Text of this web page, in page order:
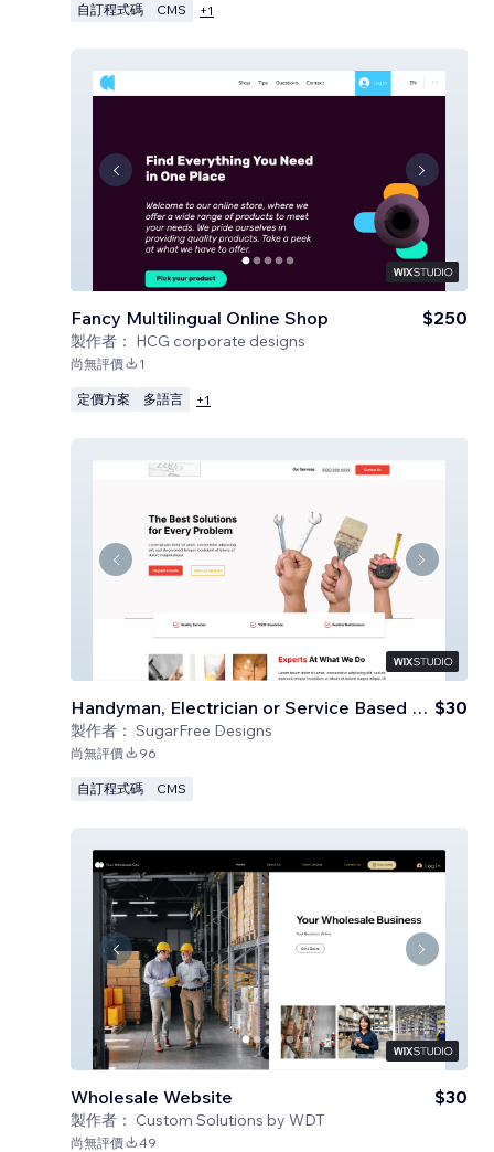
自訂程式碼 CMS +1
Fancy Multilingual Online Shop
製作者： HCG corporate designs
$250
尚無評價 1
定價方案 多語言 +1
Handyman, Electrician or Service Based Business
製作者： SugarFree Designs
$30
尚無評價 96
自訂程式碼 CMS
Wholesale Website
製作者： Custom Solutions by WDT
$30
尚無評價 49